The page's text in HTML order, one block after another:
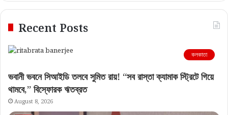
Recent Posts
কলকাতা
ভবানী ভবনে সিআইডি তলবে সুমিত রায়! “সব রাস্তা ক্যামাক স্ট্রিটে গিয়ে
থামবে,” বিস্ফোরক ঋতব্রত
August 8, 2026